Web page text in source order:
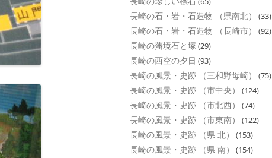
長崎の石・岩・石造物 （県南北） (33)
長崎の石・岩・石造物 （長崎市） (92)
長崎の藩境石と塚 (29)
長崎の西空の夕日 (93)
長崎の風景・史跡 （三和野母崎） (75)
長崎の風景・史跡 （市中央） (124)
長崎の風景・史跡 （市北西） (74)
長崎の風景・史跡 （市東南） (122)
長崎の風景・史跡 （県 北） (153)
長崎の風景・史跡 （県 南） (154)